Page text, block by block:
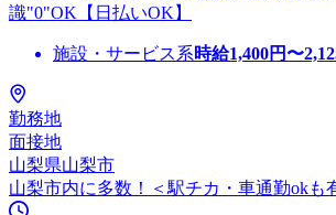
識"0"OK【日払いOK】
施設・サービス系時給1,400円〜
勤務地
面接地
山梨県山梨市
山梨市内に多数！＜駅チカ・車通勤okも